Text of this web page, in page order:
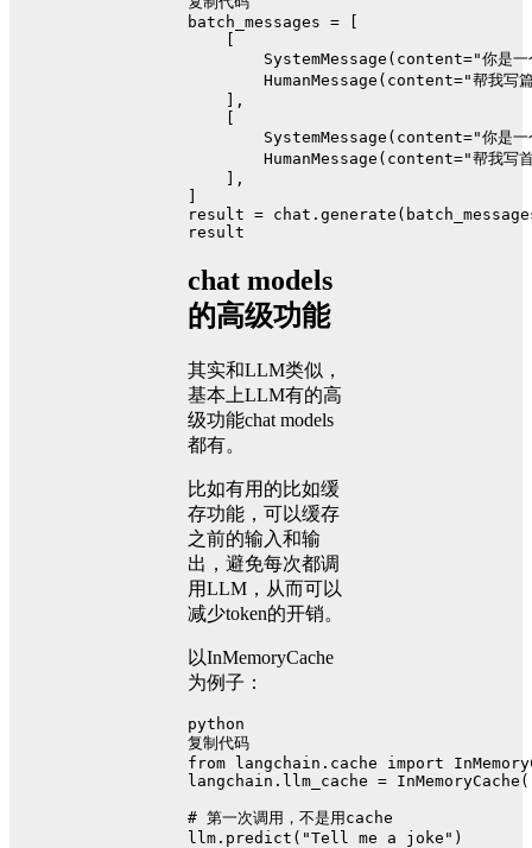
batch_messages = [
        SystemMessage(content=
"你是
        HumanMessage(content=
"帮我写
    ],
        SystemMessage(content=
"你是
        HumanMessage(content=
"帮我写
    ],
result =
result
chat models
的高级功能
其实和LLM类似，
基本上LLM有的高
级功能chat models
都有。
比如有用的比如缓
存功能，可以缓存
之前的输入和输
出，避免每次都调
用LLM，从而可以
减少token的开销。
以InMemoryCache
为例子：
python
复制代码
from langchain.cache import
langchain.llm_cache =
# 第一次调用，不是用cache
llm.predict( "Tell me a joke" )